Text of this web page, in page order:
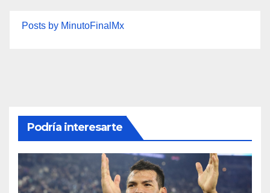
Posts by MinutoFinalMx
Podría interesarte